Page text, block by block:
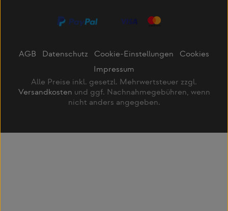
AGB Datenschutz Cookie-Einstellungen
Cookies
Impressum
Alle Preise inkl. gesetzl. Mehrwertsteuer zzgl.
Versandkosten und ggf. Nachnahmegebühren, wenn
nicht anders angegeben.